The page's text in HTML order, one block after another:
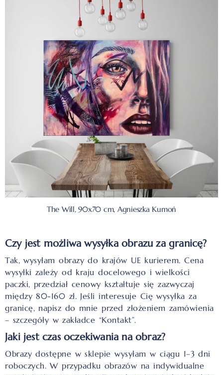
The Will, 90x70 cm, Agnieszka Kumoń
Czy jest możliwa wysyłka obrazu za granicę?
Tak, wysyłam obrazy do krajów UE kurierem. Cena
wysyłki zależy od kraju docelowego i wielkości
paczki, przedział cenowy kształtuje się zazwyczaj
między 80-160 zł. Jeśli interesuje Cię wysyłka za
granicę, napisz do mnie przed złożeniem zamówienia
– szczegóły w zakładce “Kontakt”.
Jaki jest czas oczekiwania na obraz?
Obrazy dostępne w sklepie wysyłam w ciągu 1–3 dni
roboczych. W przypadku obrazów na indywidualne